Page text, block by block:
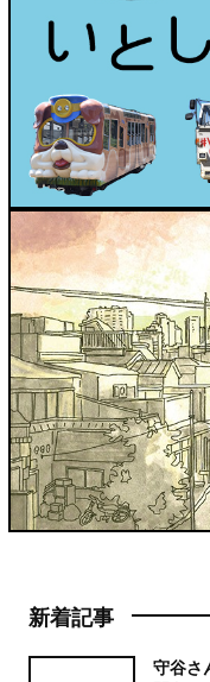
新着記事
守谷さ